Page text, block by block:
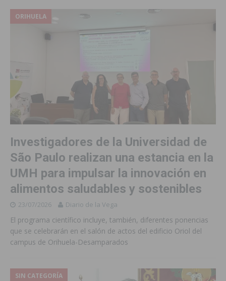
ORIHUELA
Investigadores de la Universidad de
São Paulo realizan una estancia en la
UMH para impulsar la innovación en
alimentos saludables y sostenibles
23/07/2026 Diario de la Vega
El programa científico incluye, también, diferentes ponencias
que se celebrarán en el salón de actos del edificio Oriol del
campus de Orihuela-Desamparados
SIN CATEGORÍA